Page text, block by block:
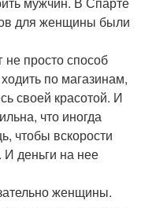
для женщины были
просто способ
по магазинам,
своей красотой. И
что иногда
чтобы вскорости
деньги на нее
женщины.